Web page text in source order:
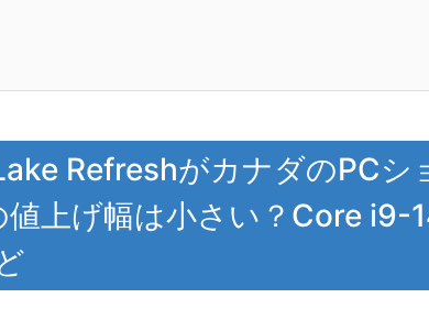
RefreshがカナダのPCシ
値上げ幅は小さい？Core i9-